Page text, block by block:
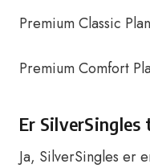
Premium Classic
Premium Comfort
Er
Ja, SilverSingles er